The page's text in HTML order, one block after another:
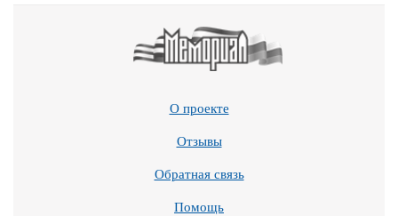
О проекте
Отзывы
Обратная связь
Помощь